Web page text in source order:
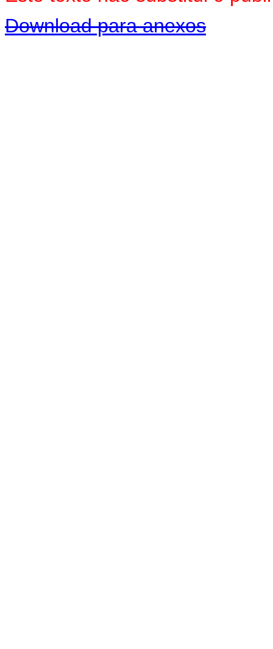
Download para anexos